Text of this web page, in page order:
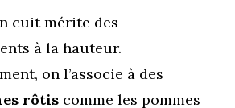
cuit mérite des
à la hauteur.
on l’associe à des
rôtis comme les pommes